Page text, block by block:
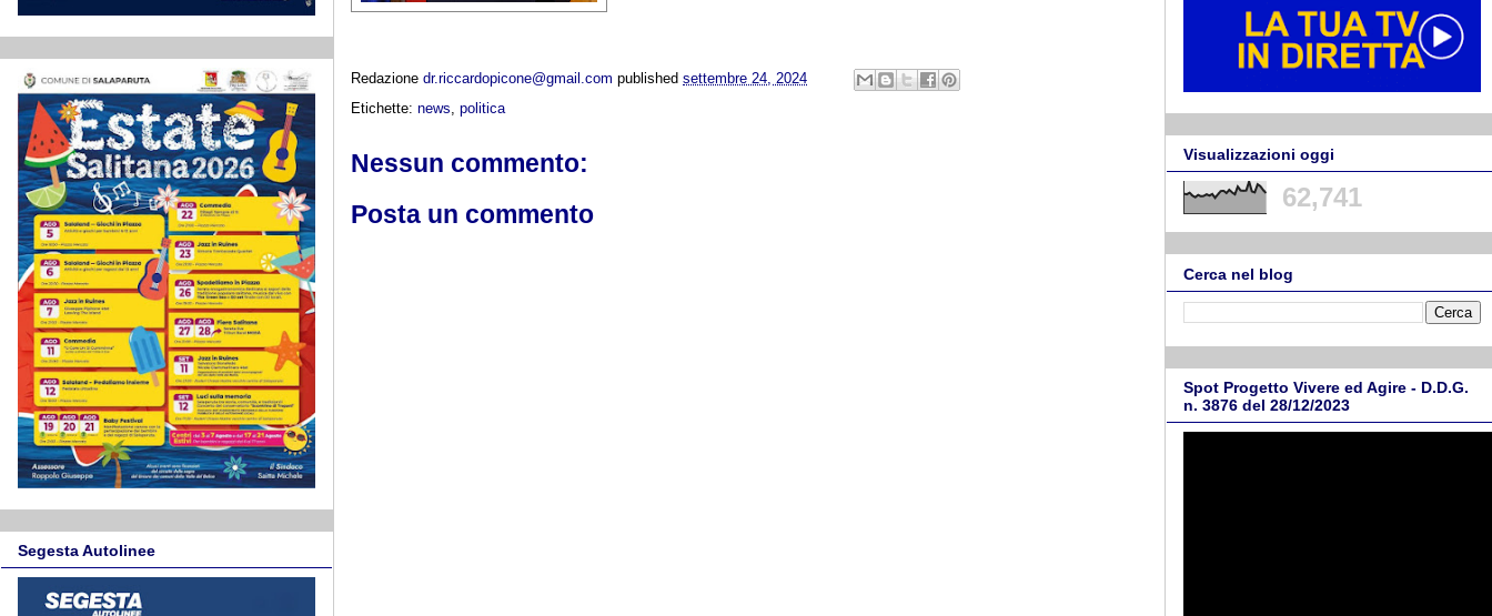
Redazione dr.riccardopicone@gmail.com published settembre 24, 2024
Etichette: news politica
Nessun commento:
Posta un commento
Segesta Autolinee
Visualizzazioni oggi
62,741
Cerca nel blog
Spot Progetto Vivere ed Agire - D.D.G.
n. 3876 del 28/12/2023